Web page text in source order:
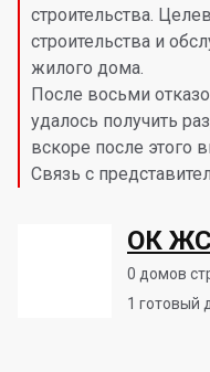
строительства.
строительства и
жилого дома.
После восьми
удалось получить
вскоре после этого
Связь с
ОК
0 домов
1 готовый